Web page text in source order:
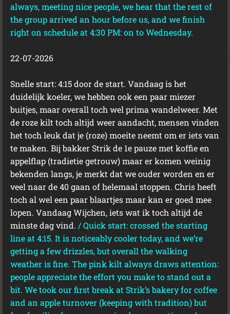
always, meeting nice people, we hear that the rest of
the group arrived an hour before us, and we finish
right on schedule at 4:30 PM: on to Wednesday.
22-07-2026
Snelle start: 4:15 door de start. Vandaag is het
duidelijk koeler, we hebben ook een paar miezer
buitjes, maar overall toch wel prima wandelweer. Met
de roze kilt toch altijd weer aandacht, mensen vinden
het toch leuk dat je (roze) moeite neemt om er iets van
te maken. Bij bakker Strik de 1e pauze met koffie en
appelflap (tradietie getrouw) maar er komen weinig
bekenden langs, je merkt dat we ouder worden en er
veel naar de 40 gaan of helemaal stoppen. Chris heeft
toch al wel een paar blaartjes maar kan er goed mee
lopen. Vandaag Wijchen, iets wat ik toch altijd de
minste dag vind. /Quick start: crossed the starting
line at 4:15. It is noticeably cooler today, and we’re
getting a few drizzles, but overall the walking
weather is fine. The pink kilt always draws attention:
people appreciate the effort you make to stand out a
bit. We took our first break at Strik’s bakery for coffee
and an apple turnover (keeping with tradition) but